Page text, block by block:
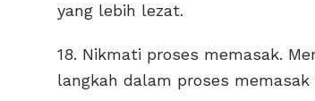
yang lebih lezat.
18. Nikmati proses memasak.
langkah dalam proses